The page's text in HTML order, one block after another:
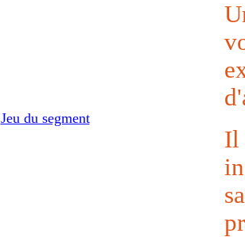
Jeu du segment
Il